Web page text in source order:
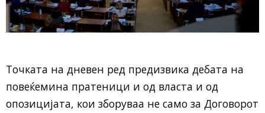
Точката на дневен ред предизвика дебата на
повеќемина пратеници и од власта и од
опозицијата, кои зборуваа не само за Договорот